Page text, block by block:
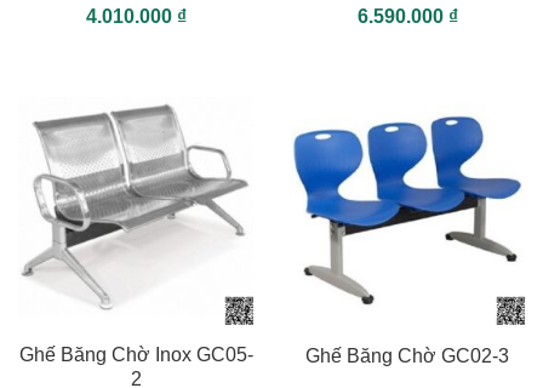
Được xếp
hạng55
4.010.000 ₫
Được xếp
hạng55
6.590.000 ₫
Ghế Băng Chờ Inox GC05-
2
Ghế Băng Chờ GC02-3